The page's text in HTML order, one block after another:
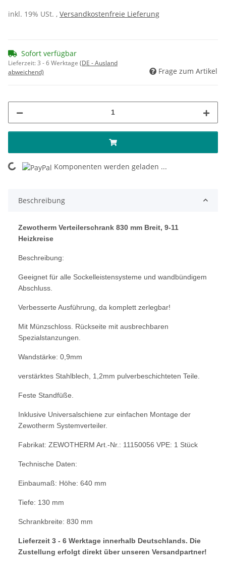
inkl. 19% USt. , Versandkostenfreie Lieferung
Sofort verfügbar
Lieferzeit:3 - 6 Werktage (DE - Ausland
abweichend)
Frage zum Artikel
Loading... Komponenten werden geladen ...
Beschreibung
Zewotherm Verteilerschrank 830 mm Breit, 9-11
Heizkreise
Beschreibung:
Geeignet für alle Sockelleistensysteme und wandbündigem
Abschluss.
Verbesserte Ausführung, da komplett zerlegbar!
Mit Münzschloss. Rückseite mit ausbrechbaren
Spezialstanzungen.
Wandstärke: 0,9mm
verstärktes Stahlblech, 1,2mm pulverbeschichteten Teile.
Feste Standfüße.
Inklusive Universalschiene zur einfachen Montage der
Zewotherm Systemverteiler.
Fabrikat: ZEWOTHERM Art.-Nr.: 11150056 VPE: 1 Stück
Technische Daten:
Einbaumaß: Höhe: 640 mm
Tiefe: 130 mm
Schrankbreite: 830 mm
Lieferzeit 3 - 6 Werktage innerhalb Deutschlands. Die
Zustellung erfolgt direkt über unseren Versandpartner!